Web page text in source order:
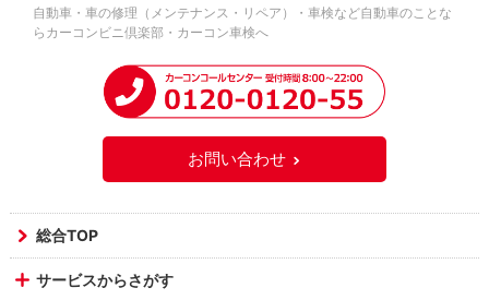
自動車・車の修理（メンテナンス・リペア）・車検など自動車のことな
らカーコンビニ倶楽部・カーコン車検へ
お問い合わせ
総合TOP
サービスからさがす